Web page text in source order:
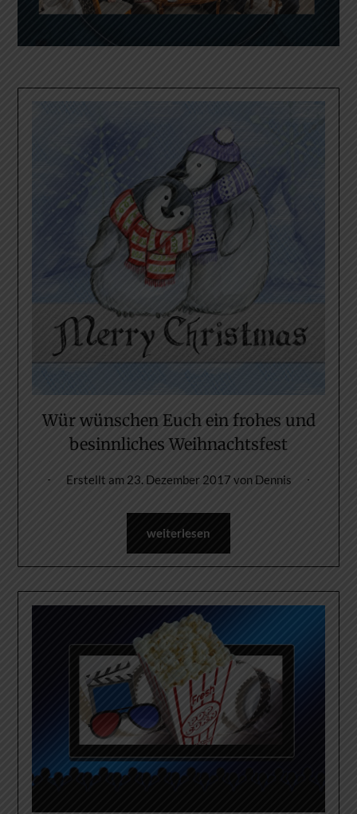
Wür wünschen Euch ein frohes und
besinnliches Weihnachtsfest
Erstellt am 23. Dezember 2017 von Dennis
weiterlesen